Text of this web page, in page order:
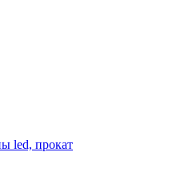
led, прокат